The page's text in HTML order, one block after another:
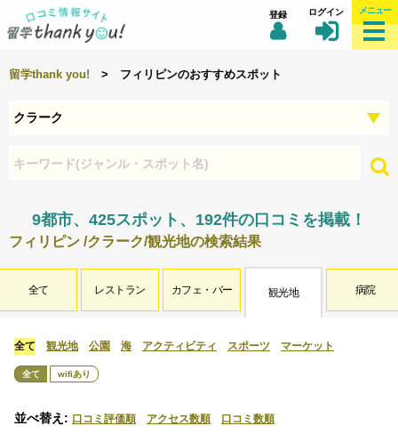
登録 ログイン メニュー
留学thank you! > フィリピンのおすすめスポット
9都市、425スポット、192件の口コミを掲載！
フィリピン /クラーク/観光地の検索結果
全て レストラン カフェ・バー 観光地 病院
全て 観光地 公園 海 アクティビティ スポーツ マーケット
全て wifiあり
口コミ評価順 アクセス数順 口コミ数順